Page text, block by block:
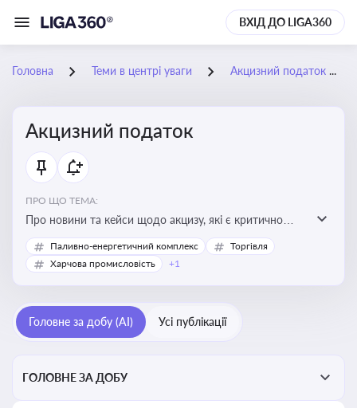
ВХІД ДО LIGA360
Головна Теми в центрі уваги Акцизний податок
Акцизний податок
ПРО ЩО ТЕМА:
Про новини та кейси щодо акцизу, які є критично
важливим для підприємств, які імпортують,
виробляють або реалізують підакцизну продукцію, з
Паливно-енергетичний комплекс
Торгівля
Харчова промисловість
+1
Головне за добу (AI) Усі публікації
ГОЛОВНЕ ЗА ДОБУ